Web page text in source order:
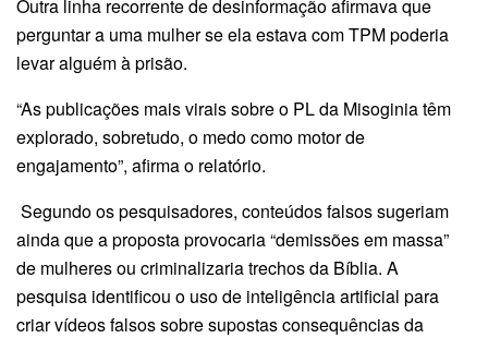
Outra linha recorrente de desinformação afirmava que
perguntar a uma mulher se ela estava com TPM poderia
levar alguém à prisão.
“As publicações mais virais sobre o PL da Misoginia têm
explorado, sobretudo, o medo como motor de
engajamento”, afirma o relatório.
Segundo os pesquisadores, conteúdos falsos sugeriam
ainda que a proposta provocaria “demissões em massa”
de mulheres ou criminalizaria trechos da Bíblia. A
pesquisa identificou o uso de inteligência artificial para
criar vídeos falsos sobre supostas consequências da